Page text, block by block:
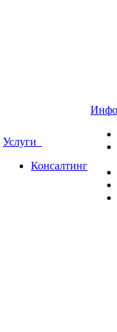
Услуги
Консалтинг